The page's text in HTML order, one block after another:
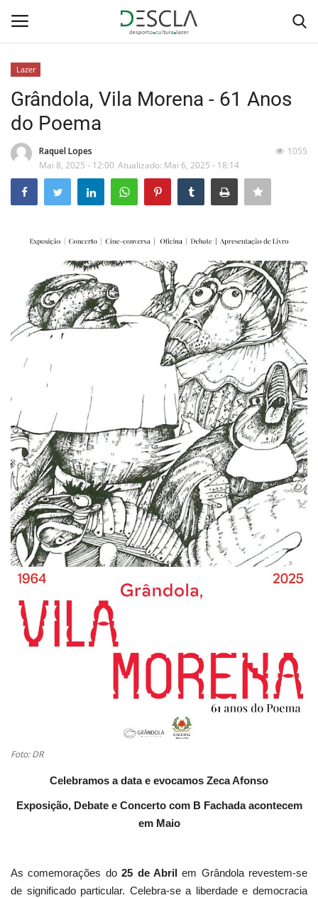
Home
...by Descla
Desporto
Contactos
Sobre Nós
Educação
Estatuto Editorial
Ficha técnica
Cultura
Lazer
Ambiente
Lazer
Grândola, Vila Morena - 61 Anos
do Poema
Raquel Lopes
Mai 8, 2025 - 12:00 Atualizado: Mai 6, 2025 - 18:14
1055
Foto: DR
Celebramos a data e evocamos Zeca Afonso
Exposição, Debate e Concerto com B Fachada acontecem
em Maio
As comemorações do25 de Abrilem Grândola revestem-se
de significado particular. Celebra-se a liberdade e democracia